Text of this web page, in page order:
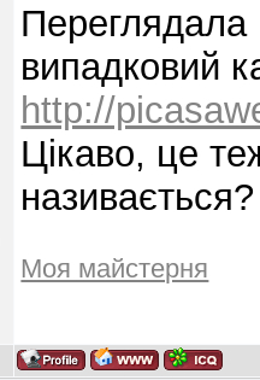
Переглядала
випадковий
http://
Цікаво, це
називається?
Моя майстерня